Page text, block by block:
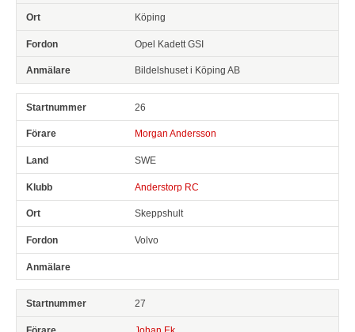
Köping
Opel Kadett GSI
Bildelshuset i Köping AB
26
Morgan Andersson
SWE
Anderstorp RC
Skeppshult
Volvo
27
Johan Ek